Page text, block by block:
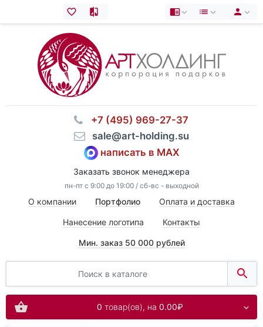
⠀+7 (495) 969-27-37
⠀sale@art-holding.su
написать в MAX
Заказать звонок менеджера
пн-пт с 9:00 до 19:00 / сб-вс - выходной
О компании Портфолио Оплата и доставка
Нанесение логотипа Контакты
Мин. заказ 50 000 рублей
0 товар(ов), на 0.00₽